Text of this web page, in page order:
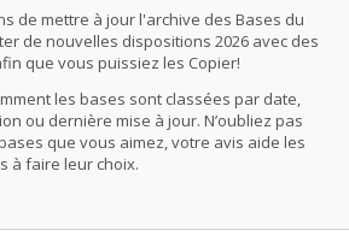
de mettre à jour l'archive des Bases du
de nouvelles dispositions 2026 avec des
que vous puissiez les Copier!
les bases sont classées par date,
ou dernière mise à jour. N’oubliez pas
que vous aimez, votre avis aide les
à faire leur choix.